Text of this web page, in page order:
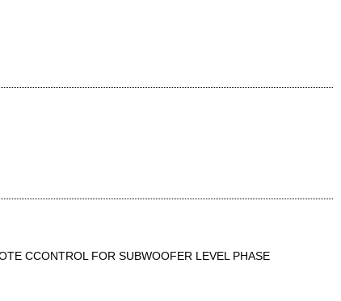
CCONTROL FOR SUBWOOFER LEVEL PHASE